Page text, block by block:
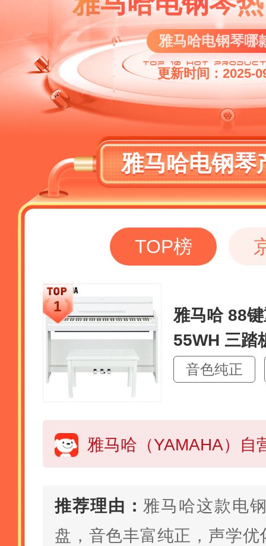
雅马哈电钢琴哪
更新时间：2025-
雅马哈电钢琴
TOP榜
雅马哈 88
55WH 三踏
配+全套配件
音色纯正
推荐理由： 雅马哈这款电
盘，音色丰富纯正，声学